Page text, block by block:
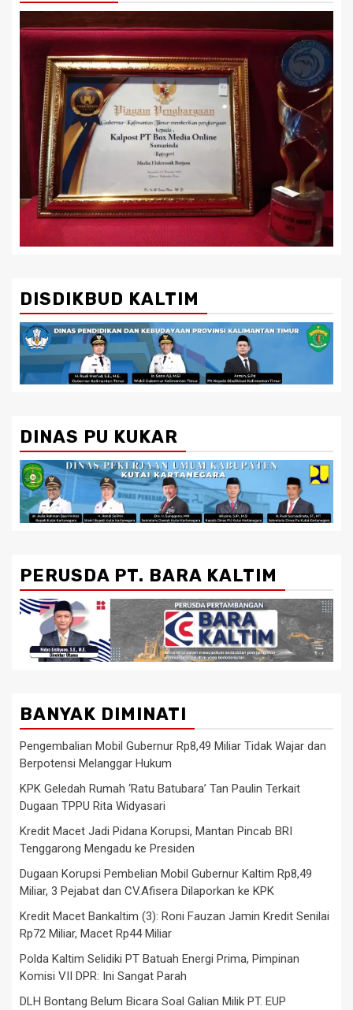
DISDIKBUD KALTIM
DINAS PU KUKAR
PERUSDA PT. BARA KALTIM
BANYAK DIMINATI
Pengembalian Mobil Gubernur Rp8,49 Miliar Tidak Wajar dan
Berpotensi Melanggar Hukum
KPK Geledah Rumah ‘Ratu Batubara’ Tan Paulin Terkait
Dugaan TPPU Rita Widyasari
Kredit Macet Jadi Pidana Korupsi, Mantan Pincab BRI
Tenggarong Mengadu ke Presiden
Dugaan Korupsi Pembelian Mobil Gubernur Kaltim Rp8,49
Miliar, 3 Pejabat dan CV.Afisera Dilaporkan ke KPK
Kredit Macet Bankaltim (3): Roni Fauzan Jamin Kredit Senilai
Rp72 Miliar, Macet Rp44 Miliar
Polda Kaltim Selidiki PT Batuah Energi Prima, Pimpinan
Komisi VII DPR: Ini Sangat Parah
DLH Bontang Belum Bicara Soal Galian Milik PT. EUP